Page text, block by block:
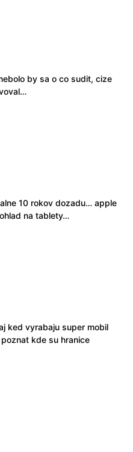
by sa o co sudit, cize
10 rokov dozadu… apple
na tablety…
ked vyrabaju super mobil
kde su hranice